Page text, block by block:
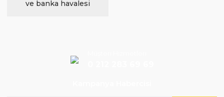
ve banka havalesi